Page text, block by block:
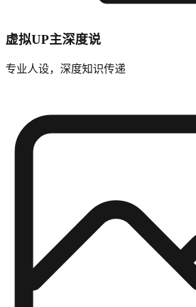
虚拟UP主深度说
专业人设，深度知识传递